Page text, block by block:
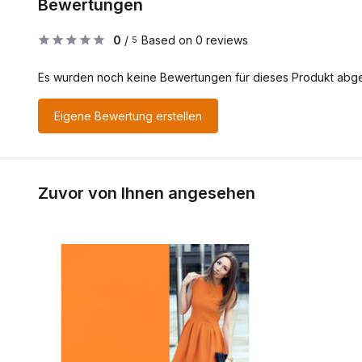
Bewertungen
0 / 5 Based on 0 reviews
Es wurden noch keine Bewertungen für dieses Produkt
Eigene Bewertung erstellen
Zuvor von Ihnen angesehen